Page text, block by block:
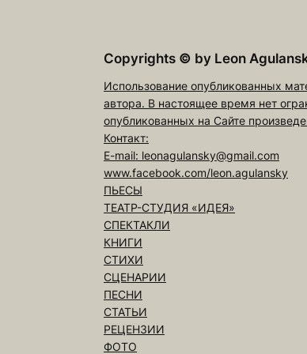
Copyrights © by Leon
Использование опубликованных
автора. В настоящее время нет
опубликованных на Сайте
Контакт:
E-mail: leonagulansky@gmail.com
www.facebook.com/leon.agulansky
ПЬЕСЫ
ТЕАТР-СТУДИЯ «ИДЕЯ»
СПЕКТАКЛИ
КНИГИ
СТИХИ
СЦЕНАРИИ
ПЕСНИ
СТАТЬИ
РЕЦЕНЗИИ
ФОТО